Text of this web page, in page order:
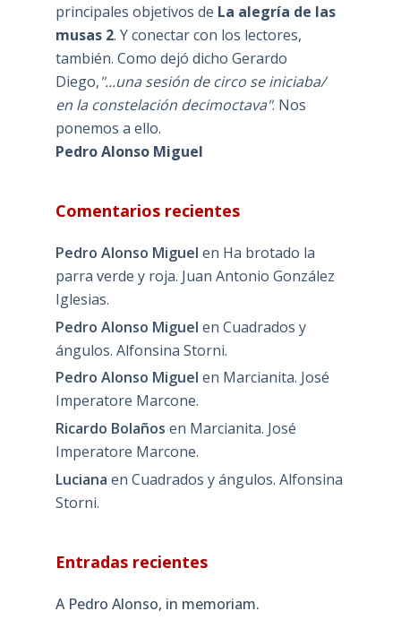
principales objetivos de La alegría de las
musas 2. Y conectar con los lectores,
también. Como dejó dicho Gerardo
Diego,"...una sesión de circo se iniciaba/
en la constelación decimoctava". Nos
ponemos a ello.
Pedro Alonso Miguel
Comentarios recientes
Pedro Alonso Miguel en Ha brotado la
parra verde y roja. Juan Antonio González
Iglesias.
Pedro Alonso Miguel en Cuadrados y
ángulos. Alfonsina Storni.
Pedro Alonso Miguel en Marcianita. José
Imperatore Marcone.
Ricardo Bolaños en Marcianita. José
Imperatore Marcone.
Luciana en Cuadrados y ángulos. Alfonsina
Storni.
Entradas recientes
A Pedro Alonso, in memoriam.